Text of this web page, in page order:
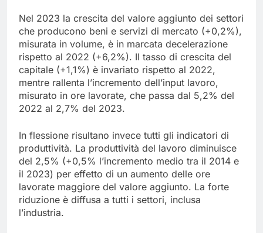
Nel 2023 la crescita del valore aggiunto dei settori
che producono beni e servizi di mercato (+0,2%),
misurata in volume, è in marcata decelerazione
rispetto al 2022 (+6,2%). Il tasso di crescita del
capitale (+1,1%) è invariato rispetto al 2022,
mentre rallenta l’incremento dell’input lavoro,
misurato in ore lavorate, che passa dal 5,2% del
2022 al 2,7% del 2023.
In flessione risultano invece tutti gli indicatori di
produttività. La produttività del lavoro diminuisce
del 2,5% (+0,5% l’incremento medio tra il 2014 e
il 2023) per effetto di un aumento delle ore
lavorate maggiore del valore aggiunto. La forte
riduzione è diffusa a tutti i settori, inclusa
l’industria.